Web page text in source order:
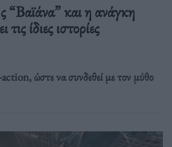
“Βαϊάνα” και η ανάγκη
ίδιες ιστορίες
ώστε να συνδεθεί με τον μύθο